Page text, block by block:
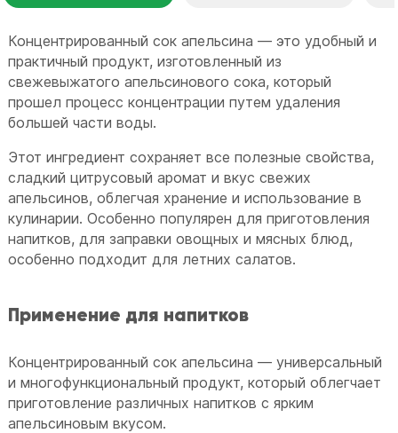
Концентрированный сок апельсина — это удобный и
практичный продукт, изготовленный из
свежевыжатого апельсинового сока, который
прошел процесс концентрации путем удаления
большей части воды.
Этот ингредиент сохраняет все полезные свойства,
сладкий цитрусовый аромат и вкус свежих
апельсинов, облегчая хранение и использование в
кулинарии. Особенно популярен для приготовления
напитков, для заправки овощных и мясных блюд,
особенно подходит для летних салатов.
Применение для напитков
Концентрированный сок апельсина — универсальный
и многофункциональный продукт, который облегчает
приготовление различных напитков с ярким
апельсиновым вкусом.